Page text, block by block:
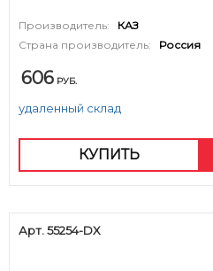
Производитель:
КАЗ
Страна производитель:
Россия
606 РУБ.
удаленный склад
КУПИТЬ
Арт. 55254-DX